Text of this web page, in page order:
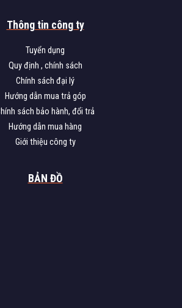
Thông tin công ty
Tuyển dụng
Quy định , chính sách
Chính sách đại lý
Hướng dẫn mua trả góp
sách bảo hành, đổi trả
Hướng dẫn mua hàng
Giới thiệu công ty
BẢN ĐỒ